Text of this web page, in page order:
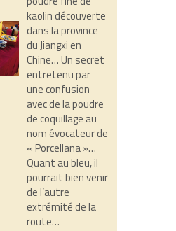
kaolin découverte
dans la province
du Jiangxi en
Chine… Un secret
entretenu par
une confusion
avec de la poudre
de coquillage au
nom évocateur de
« Porcellana »…
Quant au bleu, il
pourrait bien venir
de l’autre
extrémité de la
route…